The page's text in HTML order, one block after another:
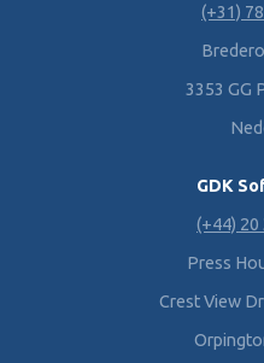
(+31)
3353 GG
GDK
(+44) 20
Press
Crest View